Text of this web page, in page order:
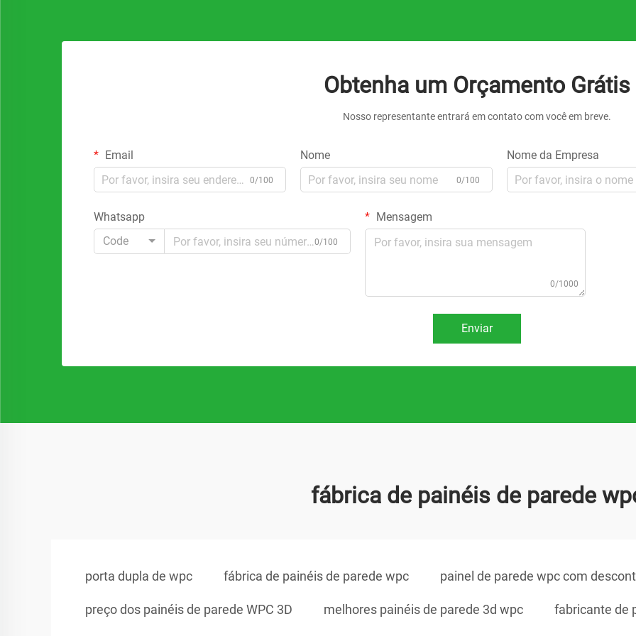
Obtenha um Orçamento Grátis
Nosso representante entrará em contato com você em breve.
Email
0/100
Nome
0/100
Nome da Empresa
Whatsapp
Code
0/100
Mensagem
0/1000
Enviar
fábrica de painéis de parede
porta dupla de wpc fábrica de painéis de parede wpc painel de parede wpc com
preço dos painéis de parede WPC 3D melhores painéis de parede 3d wpc fabricante de